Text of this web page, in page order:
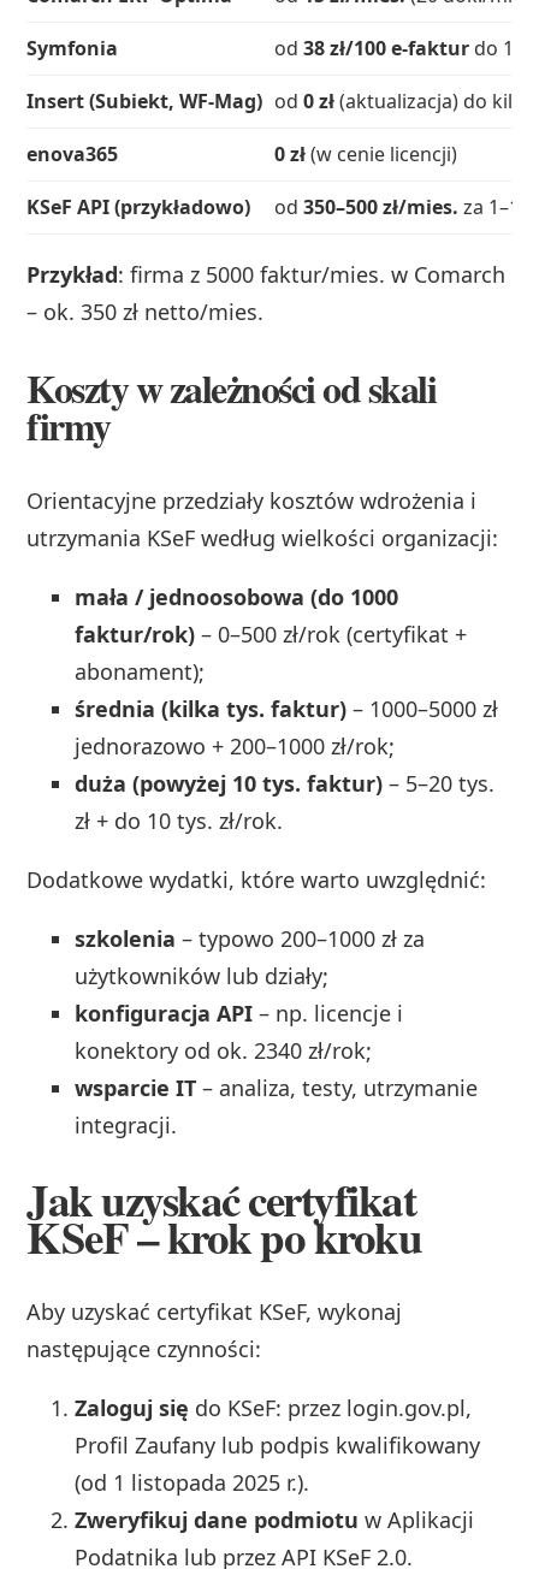
Symfonia
od38 zł/100 e‑faktur do 10
Insert (Subiekt, WF‑Mag) od0 zł(aktualizacja) do
enova365
0 zł(w cenie licencji)
KSeF API (przykładowo)
od350–500 zł/mies. za
Przykład: firma z 5000 faktur/mies. w Comarch
– ok. 350 zł netto/mies.
Koszty w zależności od skali
firmy
Orientacyjne przedziały kosztów wdrożenia i
utrzymania KSeF według wielkości organizacji:
mała / jednoosobowa (do 1000
faktur/rok) – 0–500 zł/rok (certyfikat +
abonament);
średnia (kilka tys. faktur) – 1000–5000 zł
jednorazowo + 200–1000 zł/rok;
duża (powyżej 10 tys. faktur) – 5–20 tys.
zł + do 10 tys. zł/rok.
Dodatkowe wydatki, które warto uwzględnić:
szkolenia – typowo 200–1000 zł za
użytkowników lub działy;
konfiguracja API – np. licencje i
konektory od ok. 2340 zł/rok;
wsparcie IT – analiza, testy, utrzymanie
integracji.
Jak uzyskać certyfikat
KSeF – krok po kroku
Aby uzyskać certyfikat KSeF, wykonaj
następujące czynności:
Zaloguj się do KSeF: przez login.gov.pl,
Profil Zaufany lub podpis kwalifikowany
(od 1 listopada 2025 r.).
Zweryfikuj dane podmiotu w Aplikacji
Podatnika lub przez API KSeF 2.0.